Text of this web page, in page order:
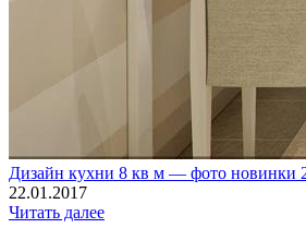
Дизайн кухни 8 кв м — фото новинки
22.01.2017
Читать далее